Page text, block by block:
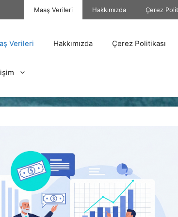
Maaş Verileri Hakkımızda Çerez
Verileri Hakkımızda Çerez Politikası